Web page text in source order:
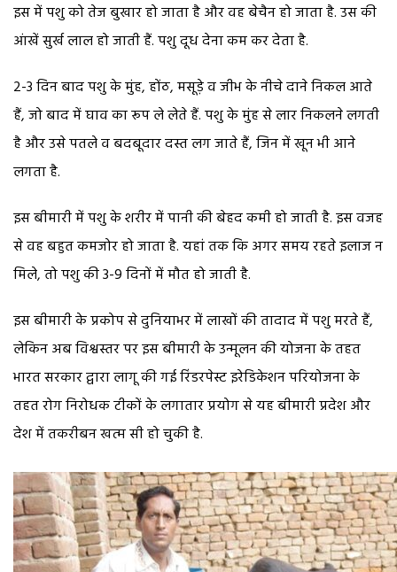
इस में पशु को तेज बुखार हो जाता है और वह बेचैन हो जाता है. उस की
आंखें सुर्ख लाल हो जाती हैं. पशु दूध देना कम कर देता है.
2-3 दिन बाद पशु के मुंह, होंठ, मसूड़े व जीभ के नीचे दाने निकल आते
हैं, जो बाद में घाव का रूप ले लेते हैं. पशु के मुंह से लार निकलने लगती
है और उसे पतले व बदबूदार दस्त लग जाते हैं, जिन में खून भी आने
लगता है.
इस बीमारी में पशु के शरीर में पानी की बेहद कमी हो जाती है. इस वजह
से वह बहुत कमजोर हो जाता है. यहां तक कि अगर समय रहते इलाज न
मिले, तो पशु की 3-9 दिनों में मौत हो जाती है.
इस बीमारी के प्रकोप से दुनियाभर में लाखों की तादाद में पशु मरते हैं,
लेकिन अब विश्वस्तर पर इस बीमारी के उन्मूलन की योजना के तहत
भारत सरकार द्वारा लागू की गई रिंडरपेस्ट इरेडिकेशन परियोजना के
तहत रोग निरोधक टीकों के लगातार प्रयोग से यह बीमारी प्रदेश और
देश में तकरीबन खत्म सी हो चुकी है.